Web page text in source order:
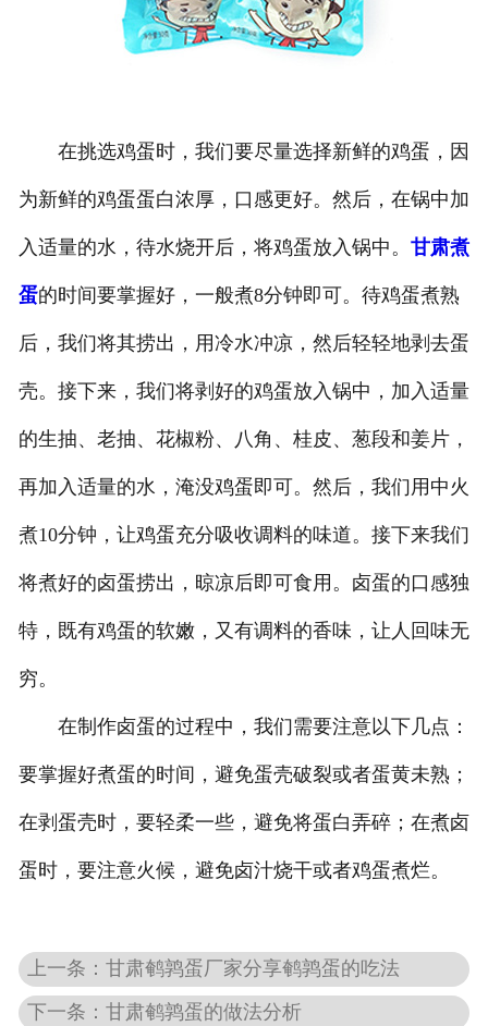
在挑选鸡蛋时，我们要尽量选择新鲜的鸡蛋，因
为新鲜的鸡蛋蛋白浓厚，口感更好。然后，在锅中加
入适量的水，待水烧开后，将鸡蛋放入锅中。 甘肃煮
蛋的时间要掌握好，一般煮8分钟即可。待鸡蛋煮熟
后，我们将其捞出，用冷水冲凉，然后轻轻地剥去蛋
壳。接下来，我们将剥好的鸡蛋放入锅中，加入适量
的生抽、老抽、花椒粉、八角、桂皮、葱段和姜片，
再加入适量的水，淹没鸡蛋即可。然后，我们用中火
煮10分钟，让鸡蛋充分吸收调料的味道。接下来我们
将煮好的卤蛋捞出，晾凉后即可食用。卤蛋的口感独
特，既有鸡蛋的软嫩，又有调料的香味，让人回味无
穷。
在制作卤蛋的过程中，我们需要注意以下几点：
要掌握好煮蛋的时间，避免蛋壳破裂或者蛋黄未熟；
在剥蛋壳时，要轻柔一些，避免将蛋白弄碎；在煮卤
蛋时，要注意火候，避免卤汁烧干或者鸡蛋煮烂。
上一条：甘肃鹌鹑蛋厂家分享鹌鹑蛋的吃法
下一条：甘肃鹌鹑蛋的做法分析